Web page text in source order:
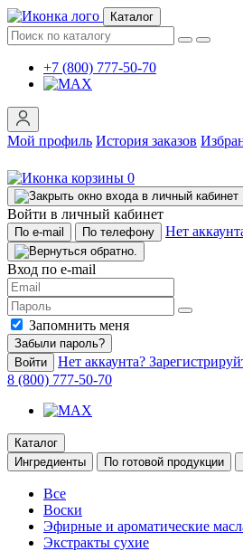
Каталог
+7 (800) 777-50-70
Мой профиль История заказов
0
Войти в личный кабинет
По e-mail По телефону Нет
Вход по e-mail
Запомнить меня
Забыли пароль?
Войти
Нет аккаунта?
8 (800) 777-50-70
Каталог
Ингредиенты
По готовой продукции
Все
Воски
Эфирные и ароматические
Экстракты сухие